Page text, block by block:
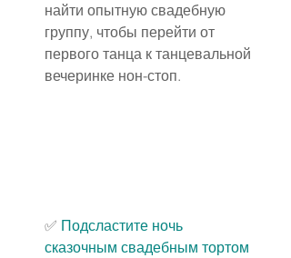
найти опытную свадебную
группу, чтобы перейти от
первого танца к танцевальной
вечеринке нон-стоп.
✅ Подсластите ночь
сказочным свадебным тортом